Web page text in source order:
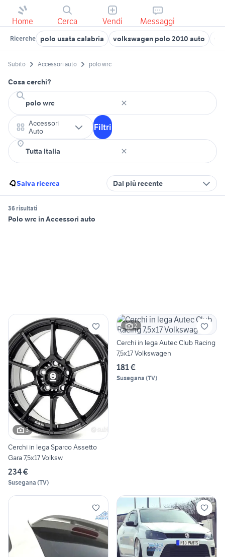
Home Cerca Vendi Messaggi
Ricerche polo usata calabria volkswagen polo 2010 auto
Subito Accessori auto polo wrc
Cosa cerchi?
Accessori
Auto
Filtri
Salva ricerca Dal più recente
36 risultati
Polo wrc in Accessori auto
3
Cerchi in lega Sparco Assetto
Gara 7,5x17 Volksw
234 €
Susegana (TV)
2
Cerchi in lega Autec Club Racing
7,5x17 Volkswagen
181 €
Susegana (TV)